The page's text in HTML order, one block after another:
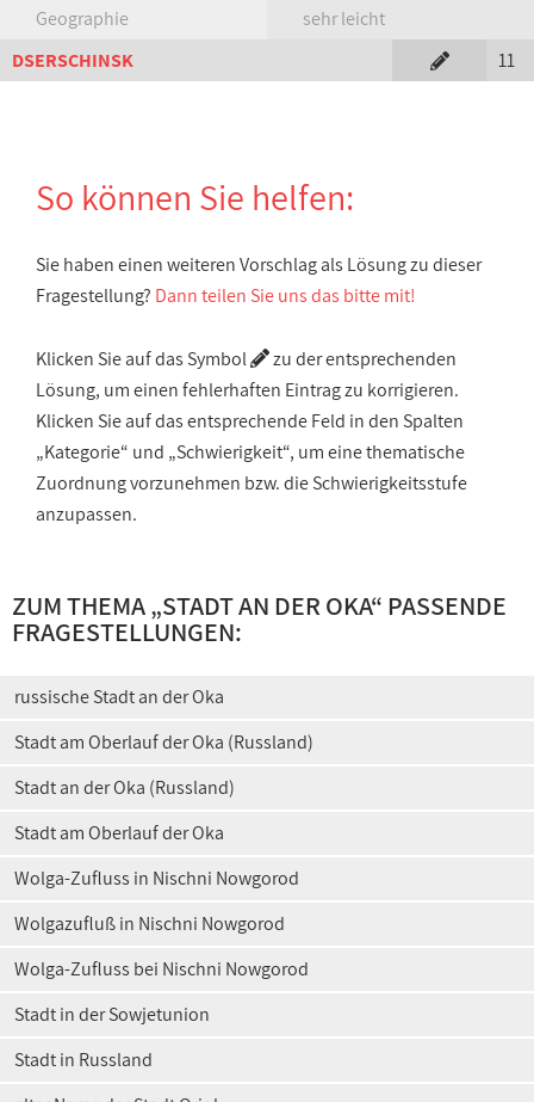
Geographie
sehr leicht
DSERSCHINSK
11
So können Sie helfen:
Sie haben einen weiteren Vorschlag als Lösung zu dieser
Fragestellung? Dann teilen Sie uns das bitte mit!
Klicken Sie auf das Symbol
zu der entsprechenden
Lösung, um einen fehlerhaften Eintrag zu korrigieren.
Klicken Sie auf das entsprechende Feld in den Spalten
„Kategorie“ und „Schwierigkeit“, um eine thematische
Zuordnung vorzunehmen bzw. die Schwierigkeitsstufe
anzupassen.
ZUM THEMA „STADT AN DER OKA“ PASSENDE
FRAGESTELLUNGEN:
russische Stadt an der Oka
Stadt am Oberlauf der Oka (Russland)
Stadt an der Oka (Russland)
Stadt am Oberlauf der Oka
Wolga-Zufluss in Nischni Nowgorod
Wolgazufluß in Nischni Nowgorod
Wolga-Zufluss bei Nischni Nowgorod
Stadt in der Sowjetunion
Stadt in Russland